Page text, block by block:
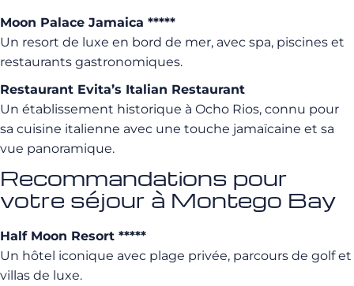
Moon Palace Jamaica *****
Un resort de luxe en bord de mer, avec spa, piscines et
restaurants gastronomiques.
Restaurant Evita’s Italian Restaurant
Un établissement historique à Ocho Rios, connu pour
sa cuisine italienne avec une touche jamaïcaine et sa
vue panoramique.
Recommandations pour
votre séjour à Montego Bay
Half Moon Resort *****
Un hôtel iconique avec plage privée, parcours de golf et
villas de luxe.